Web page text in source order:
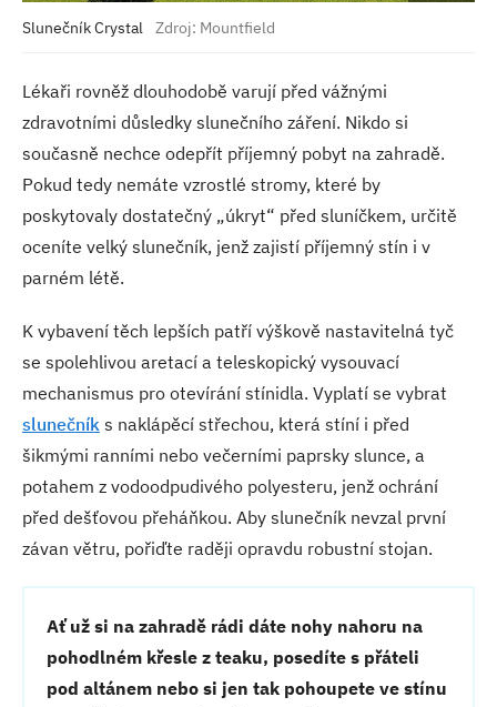
Slunečník Crystal Zdroj: Mountfield
Lékaři rovněž dlouhodobě varují před vážnými
zdravotními důsledky slunečního záření. Nikdo si
současně nechce odepřít příjemný pobyt na zahradě.
Pokud tedy nemáte vzrostlé stromy, které by
poskytovaly dostatečný „úkryt“ před sluníčkem, určitě
oceníte velký slunečník, jenž zajistí příjemný stín i v
parném létě.
K vybavení těch lepších patří výškově nastavitelná tyč
se spolehlivou aretací a teleskopický vysouvací
mechanismus pro otevírání stínidla. Vyplatí se vybrat
slunečník s naklápěcí střechou, která stíní i před
šikmými ranními nebo večerními paprsky slunce, a
potahem z vodoodpudivého polyesteru, jenž ochrání
před dešťovou přeháňkou. Aby slunečník nevzal první
závan větru, pořiďte raději opravdu robustní stojan.
Ať už si na zahradě rádi dáte nohy nahoru na
pohodlném křesle z teaku, posedíte s přáteli
pod altánem nebo si jen tak pohoupete ve stínu